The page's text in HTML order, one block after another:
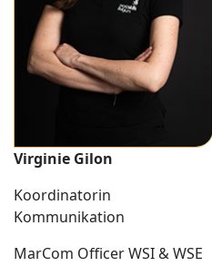
Virginie Gilon
Koordinatorin
Kommunikation
MarCom Officer WSI & WSE